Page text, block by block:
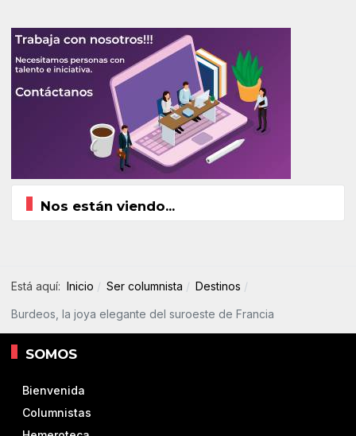
Nos están viendo...
Está aquí: Inicio Ser columnista Destinos
Burdeos, la joya elegante del suroeste de Francia
SOMOS
Bienvenida
Columnistas